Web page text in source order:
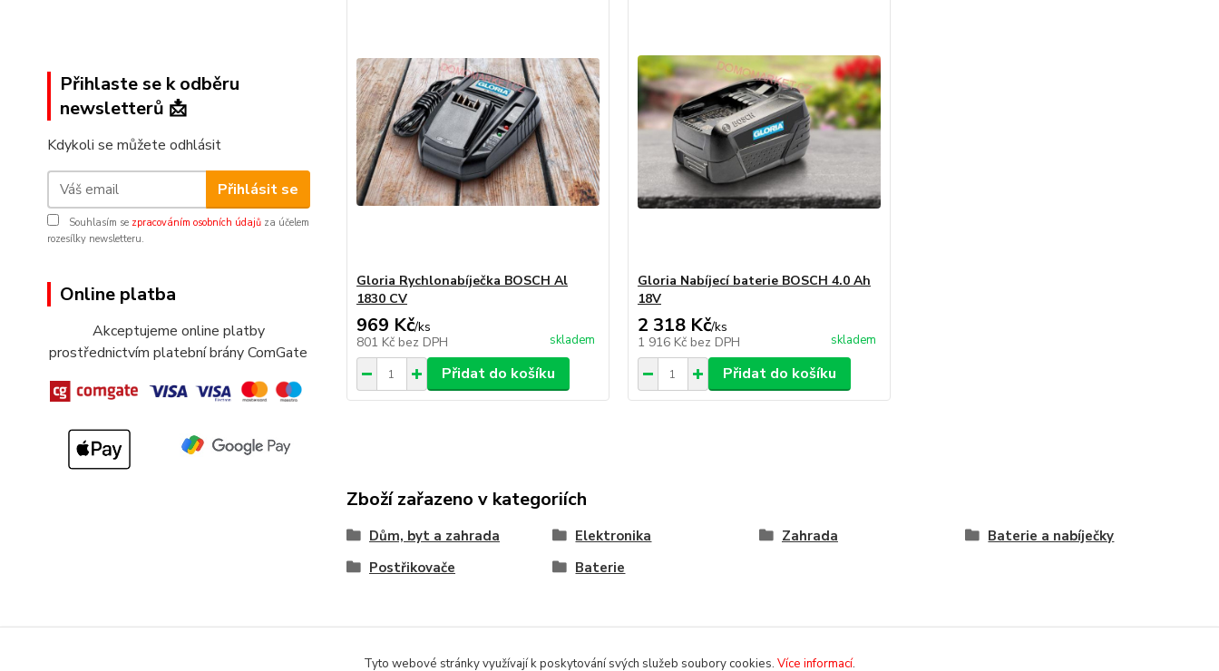
Přihlaste se k odběru
newsletterů 📩
Kdykoli se můžete odhlásit
Přihlásit se
Souhlasím se zpracováním osobních údajů za účelem
rozesílky newsletteru.
Online platba
Akceptujeme online platby
prostřednictvím platební brány ComGate
Gloria Rychlonabíječka BOSCH Al
1830 CV
969 Kč/ks
801 Kč bez DPH skladem
Přidat do košíku
Gloria Nabíjecí baterie BOSCH 4.0 Ah
18V
2 318 Kč/ks
1 916 Kč bez DPH skladem
Přidat do košíku
Zboží zařazeno v kategoriích
Dům, byt a zahrada Elektronika Zahrada
Baterie a nabíječky
Postřikovače
Baterie
Tyto webové stránky využívají k poskytování svých služeb soubory cookies. Více informací.